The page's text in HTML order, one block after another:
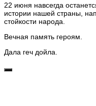
22 июня навсегда
истории нашей страны,
стойкости народа.
Вечная память героям.
Дала геч дойла.